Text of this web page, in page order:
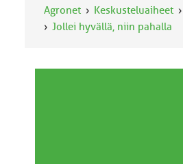
Agronet Keskusteluaiheet
Jollei hyvällä, niin pahalla